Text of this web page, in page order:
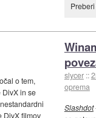
o tem,
DivX in se
DivX filmov
slycer ::
oprema
Slashdot